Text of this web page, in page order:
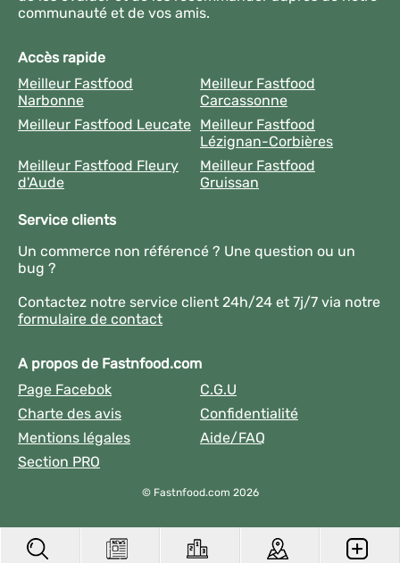
communauté et de vos amis.
Accès rapide
Meilleur Fastfood
Narbonne
Meilleur Fastfood
Carcassonne
Meilleur Fastfood Leucate Meilleur Fastfood
Lézignan-Corbières
Meilleur Fastfood Fleury
d'Aude
Meilleur Fastfood
Gruissan
Service clients
Un commerce non référencé ? Une question ou un
bug ?
Contactez notre service client 24h/24 et 7j/7 via notre
formulaire de contact
A propos de Fastnfood.com
Page Facebok
C.G.U
Charte des avis
Confidentialité
Mentions légales
Aide/FAQ
Section PRO
© Fastnfood.com 2026